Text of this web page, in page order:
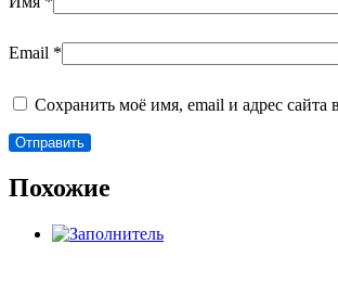
Email *
Сохранить моё имя, email и адрес
Похожие